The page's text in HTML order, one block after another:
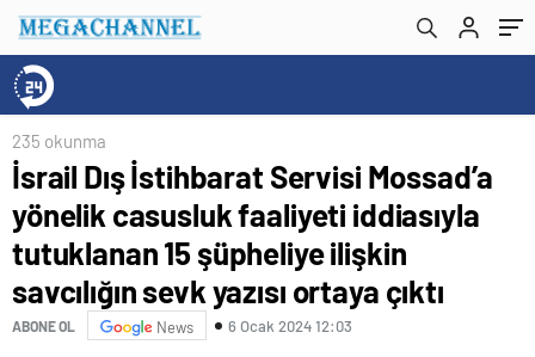
şüpheliye ilişkin savcılığın sevk yazısı ortaya
çıktı
235 okunma
İsrail Dış İstihbarat Servisi Mossad’a
yönelik casusluk faaliyeti iddiasıyla
tutuklanan 15 şüpheliye ilişkin
savcılığın sevk yazısı ortaya çıktı
ABONE OL News 6 Ocak 2024 12:03